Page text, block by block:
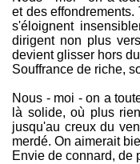
et des
s'éloignent
dirigent non plus
devient glisser hors
Souffrance de riche,
Nous - moi - on a
là solide, où plus
jusqu'au creux du
merdé. On aimerait
Envie de connard, de